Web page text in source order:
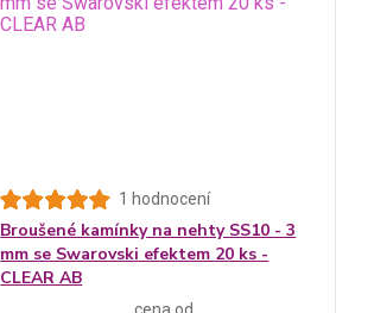
1 hodnocení
Broušené kamínky na nehty SS10 - 3
mm se Swarovski efektem 20 ks -
CLEAR AB